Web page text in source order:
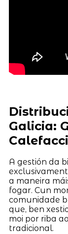
Galicia:
A gestión da
a maneira
fogar. Cun
comunidade
que, ben
moi por riba
tradicional.